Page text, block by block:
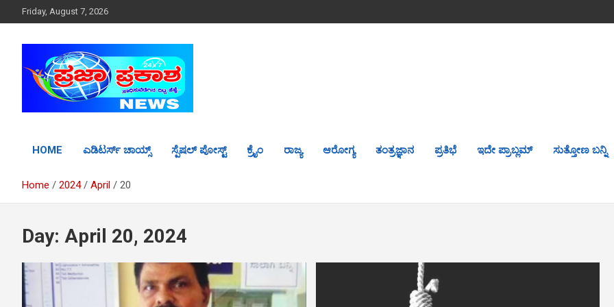
k
Friday, August 7, 2026
HOME ಎಡಿಟರ್ಸ್ ಚಾಯ್ಸ್ ಸ್ಪೆಷಲ್ ಪೋಸ್ಟ್ ಕ್ರೈಂ ರಾಜ್ಯ ಆರೋಗ್ಯ ತಂತ್ರಜ್ಞಾನ ಪ್ರತಿಭೆ ಇದೇ ಪ್ರಾಬ್ಲಮ್ ಸುತ್ತೋಣ ಬನ್ನಿ
Home 2024 April 20
Day: April 20, 2024